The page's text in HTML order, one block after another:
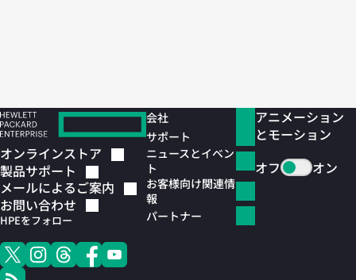
オンラインストア
製品サポート
メールによるご案内
お問い合わせ
HPEをフォロー
会社
サポート
ニュースとイベン
ト
お客様向け関連情
報
パートナー
アニメーション
とモーション
オフ
オン